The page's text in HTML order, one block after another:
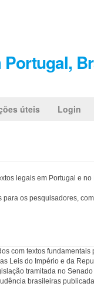
úteis Login
legais em Portugal e
os pesquisadores,
com textos
Leis do Império e da
tramitada no
brasileiras